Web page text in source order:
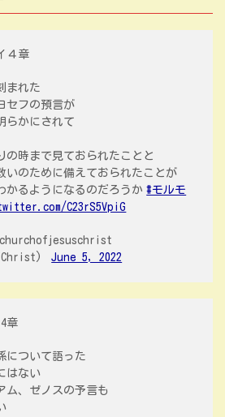
４章
まれた
セフの預言が
らかにされて
の時まで見ておられたことと
いのために備えておられたことが
かるようになるのだろうか #モルモ
C23rS5VpiG
June 5, 2022
章
について語った
はない
ム、ゼノスの予言も